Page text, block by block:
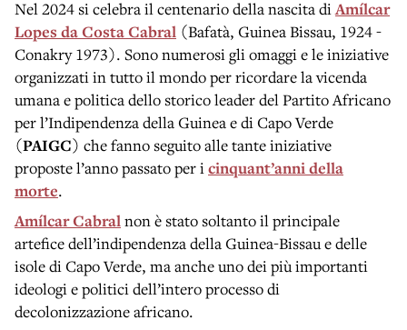
Nel 2024 si celebra il centenario della nascita diAmílcar
Lopes da Costa Cabral (Bafatà, Guinea Bissau, 1924 -
Conakry 1973). Sono numerosi gli omaggi e le iniziative
organizzati in tutto il mondo per ricordare la vicenda
umana e politica dello storico leader del Partito Africano
per l’Indipendenza della Guinea e di Capo Verde
(PAIGC) che fanno seguito alle tante iniziative
proposte l’anno passato per icinquant’anni della
morte.
Amílcar Cabralnonè stato soltanto il principale
artefice dell’indipendenza della Guinea-Bissau e delle
isole di Capo Verde, ma anche uno dei più importanti
ideologi e politici dell’intero processo di
decolonizzazione africano.